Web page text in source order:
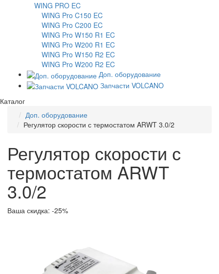
WING PRO EC
WING Pro C150 EC
WING Pro C200 EC
WING Pro W150 R1 EC
WING Pro W200 R1 EC
WING Pro W150 R2 EC
WING Pro W200 R2 EC
Доп. оборудование
Запчасти VOLCANO
Каталог
Доп. оборудование
Регулятор скорости с термостатом ARWT 3.0/2
Регулятор скорости с
термостатом ARWT
3.0/2
Ваша скидка: -25%